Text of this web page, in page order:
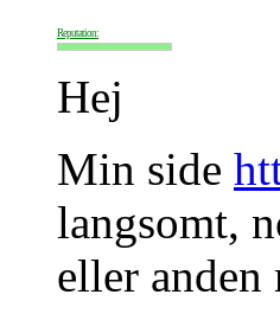
Reputation:
Hej
Min side
langsomt,
eller anden